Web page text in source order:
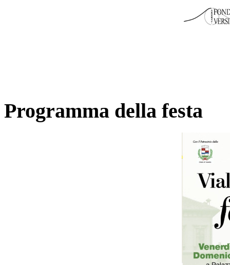
Programma della festa